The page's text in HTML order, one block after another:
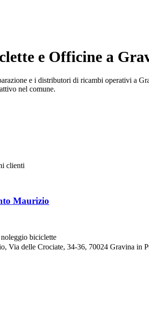
e Officine a
e i distributori di ricambi operativi a
nel comune.
clienti
Maurizio
biciclette
Via delle Crociate, 34-36, 70024 Gravina in